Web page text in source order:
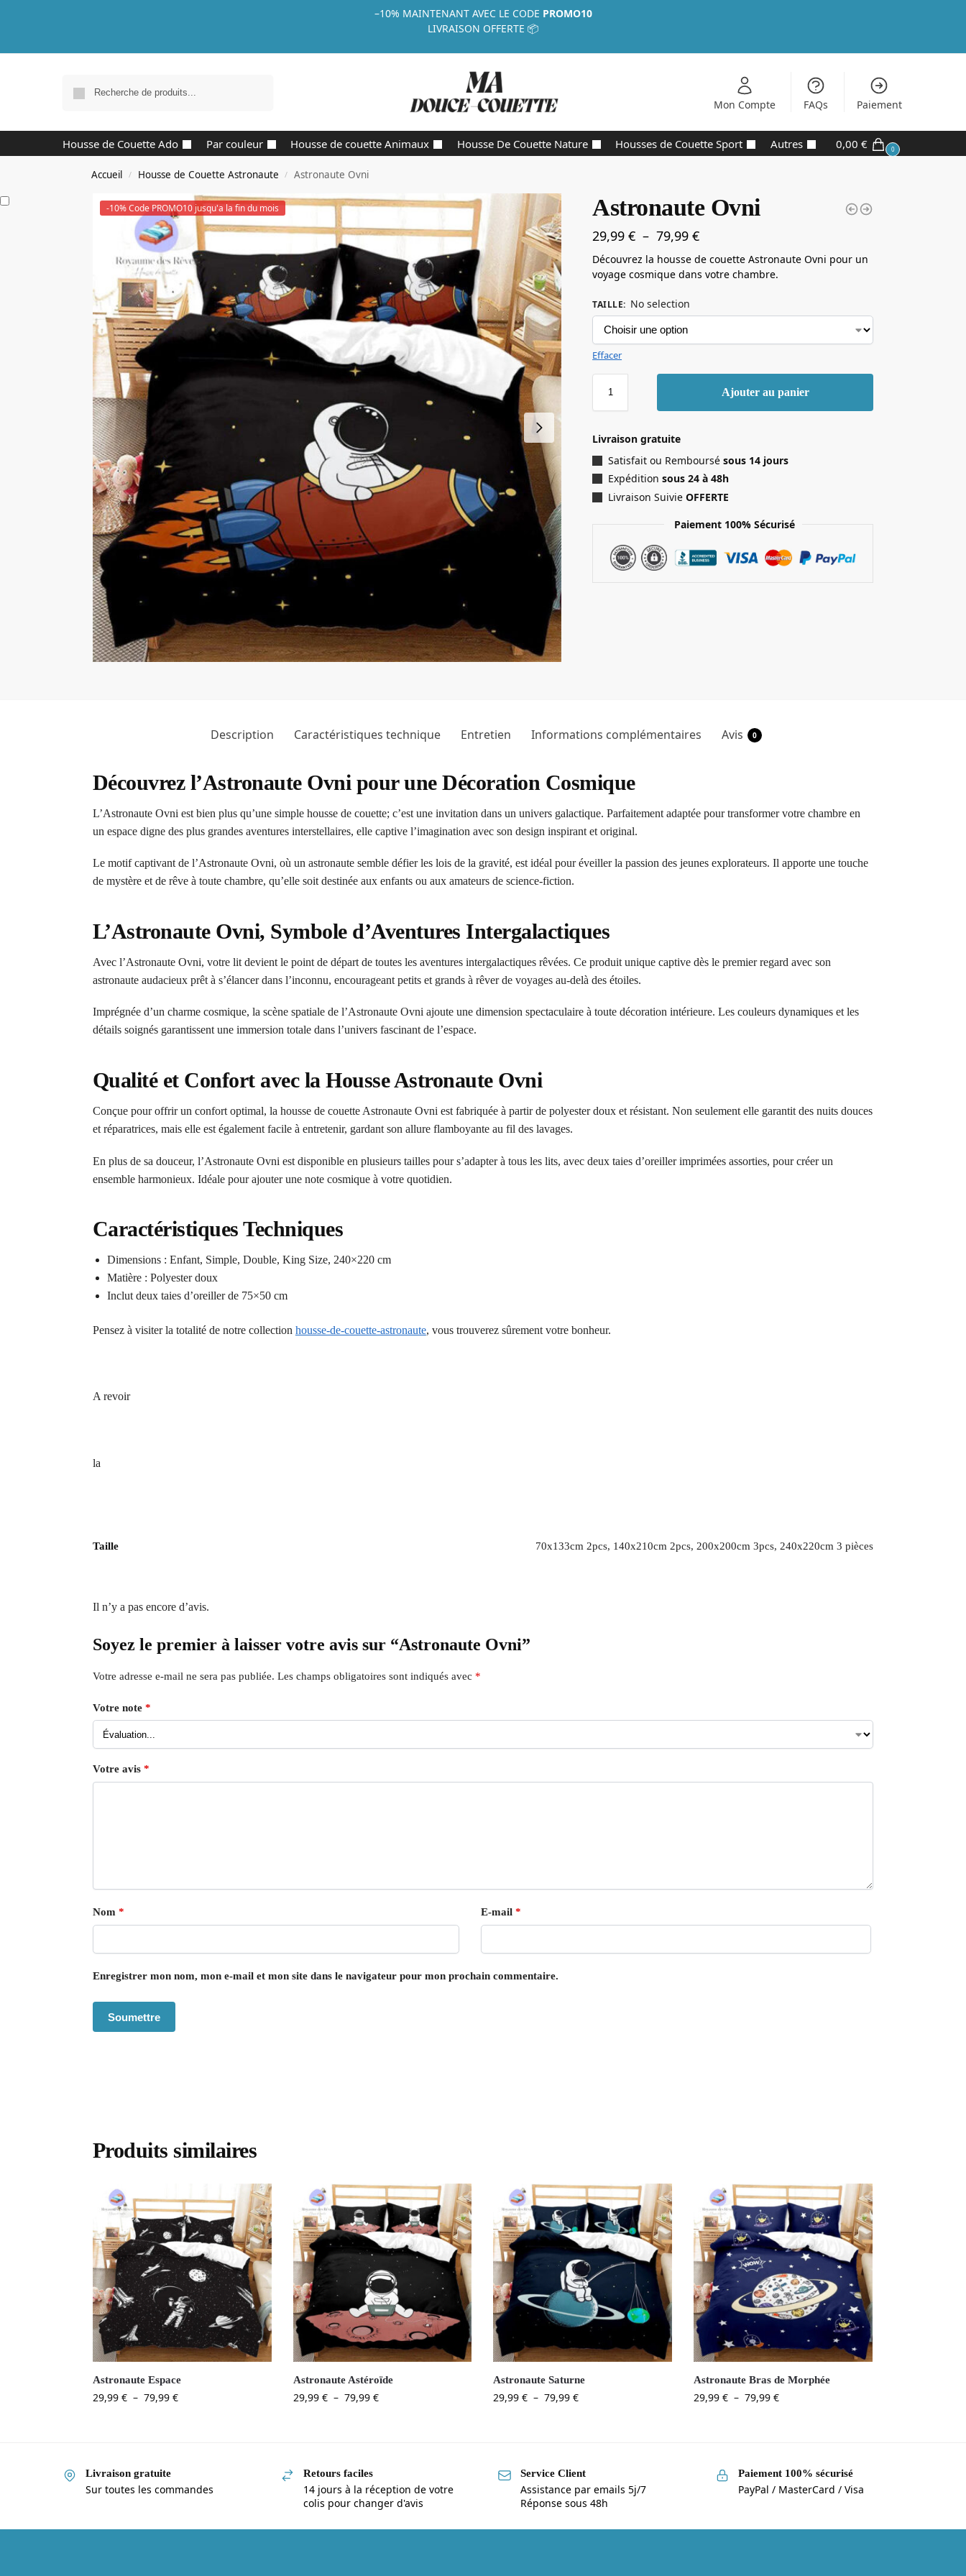
–10% MAINTENANT AVEC LE CODE PROMO10
LIVRAISON OFFERTE 📦
Mon Compte FAQs Paiement
Housse de Couette Ado Par couleur Housse de couette Animaux Housse De Couette Nature Housses de Couette Sport Autres 0,00 € 0
Accueil / Housse de Couette Astronaute / Astronaute Ovni
-10% Code PROMO10 jusqu'a la fin du mois Astronaute Ovni
29,99€ – 79,99€
Découvrez la housse de couette Astronaute Ovni pour un
voyage cosmique dans votre chambre.
TAILLE: No selection
Effacer
Ajouter au panier
Livraison gratuite
Satisfait ou Remboursésous 14 jours
Expédition sous 24 à 48h
Livraison SuivieOFFERTE
Paiement 100% Sécurisé
Description Caractéristiques technique Entretien Informations complémentaires Avis 0
Découvrez l’Astronaute Ovni pour une Décoration Cosmique
L’Astronaute Ovni est bien plus qu’une simple housse de couette; c’est une invitation dans un univers galactique. Parfaitement adaptée pour transformer votre chambre en
un espace digne des plus grandes aventures interstellaires, elle captive l’imagination avec son design inspirant et original.
Le motif captivant de l’Astronaute Ovni, où un astronaute semble défier les lois de la gravité, est idéal pour éveiller la passion des jeunes explorateurs. Il apporte une touche
de mystère et de rêve à toute chambre, qu’elle soit destinée aux enfants ou aux amateurs de science-fiction.
L’Astronaute Ovni, Symbole d’Aventures Intergalactiques
Avec l’Astronaute Ovni, votre lit devient le point de départ de toutes les aventures intergalactiques rêvées. Ce produit unique captive dès le premier regard avec son
astronaute audacieux prêt à s’élancer dans l’inconnu, encourageant petits et grands à rêver de voyages au-delà des étoiles.
Imprégnée d’un charme cosmique, la scène spatiale de l’Astronaute Ovni ajoute une dimension spectaculaire à toute décoration intérieure. Les couleurs dynamiques et les
détails soignés garantissent une immersion totale dans l’univers fascinant de l’espace.
Qualité et Confort avec la Housse Astronaute Ovni
Conçue pour offrir un confort optimal, la housse de couette Astronaute Ovni est fabriquée à partir de polyester doux et résistant. Non seulement elle garantit des nuits douces
et réparatrices, mais elle est également facile à entretenir, gardant son allure flamboyante au fil des lavages.
En plus de sa douceur, l’Astronaute Ovni est disponible en plusieurs tailles pour s’adapter à tous les lits, avec deux taies d’oreiller imprimées assorties, pour créer un
ensemble harmonieux. Idéale pour ajouter une note cosmique à votre quotidien.
Caractéristiques Techniques
Dimensions : Enfant, Simple, Double, King Size, 240×220 cm
Matière : Polyester doux
Inclut deux taies d’oreiller de 75×50 cm
Pensez à visiter la totalité de notre collection housse-de-couette-astronaute, vous trouverez sûrement votre bonheur.
A revoir
la
Taille 70x133cm 2pcs, 140x210cm 2pcs, 200x200cm 3pcs, 240x220cm 3 pièces
Il n’y a pas encore d’avis.
Soyez le premier à laisser votre avis sur “Astronaute Ovni”
Votre adresse e-mail ne sera pas publiée. Les champs obligatoires sont indiqués avec *
Votre note *
Votre avis *
Nom * E-mail *
Enregistrer mon nom, mon e-mail et mon site dans le navigateur pour mon prochain commentaire.
Produits similaires
Astronaute Espace
29,99 € – 79,99 €
Astronaute Astéroïde
29,99 € – 79,99 €
Astronaute Saturne
29,99€ – 79,99€
Astronaute Bras de Morphée
29,99€ – 79,99€
Livraison gratuite
Sur toutes les commandes
Retours faciles
14 jours à la réception de votre
colis pour changer d'avis
Service Client
Assistance par emails 5j/7
Réponse sous 48h
Paiement 100% sécurisé
PayPal / MasterCard / Visa